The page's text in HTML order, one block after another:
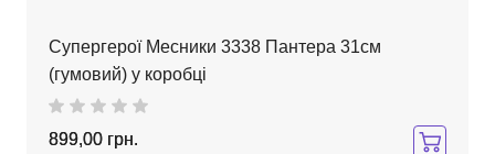
Супергерої Месники 3338 Пантера 31см
(гумовий) у коробці
899,00 грн.